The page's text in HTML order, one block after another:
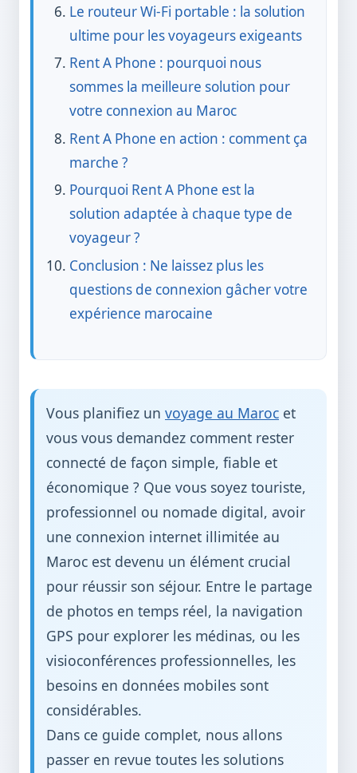
Le routeur Wi-Fi portable : la solution
ultime pour les voyageurs exigeants
Rent A Phone : pourquoi nous
sommes la meilleure solution pour
votre connexion au Maroc
Rent A Phone en action : comment ça
marche ?
Pourquoi Rent A Phone est la
solution adaptée à chaque type de
voyageur ?
Conclusion : Ne laissez plus les
questions de connexion gâcher votre
expérience marocaine
Vous planifiez un voyage au Maroc et
vous vous demandez comment rester
connecté de façon simple, fiable et
économique ? Que vous soyez touriste,
professionnel ou nomade digital, avoir
une connexion internet illimitée au
Maroc est devenu un élément crucial
pour réussir son séjour. Entre le partage
de photos en temps réel, la navigation
GPS pour explorer les médinas, ou les
visioconférences professionnelles, les
besoins en données mobiles sont
considérables.
Dans ce guide complet, nous allons
passer en revue toutes les solutions